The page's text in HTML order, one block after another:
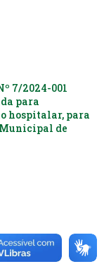
7/2024-001
para
hospitalar, para
de